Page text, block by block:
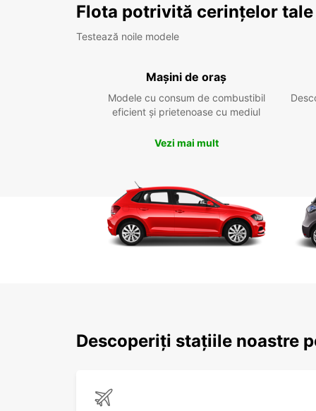
Flota potrivită cerințelor tale
Testează noile modele
Mașini de oraș
Modele cu consum de combustibil
eficient și prietenoase cu mediul
Vezi mai mult
Descoperiți stațiile noastre